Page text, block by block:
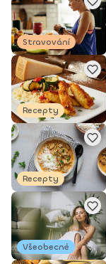
Stravování
Recepty
Recepty
Všeobecné